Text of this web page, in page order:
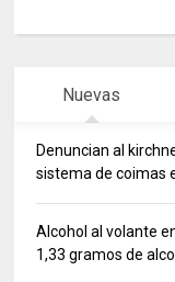
Nuevas
Denuncian al
sistema de coimas
Alcohol al volante
1,33 gramos de